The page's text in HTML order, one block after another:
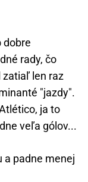
dobre
rady, čo
zatiaľ len raz
"jazdy".
ja to
veľa gólov...
a padne menej